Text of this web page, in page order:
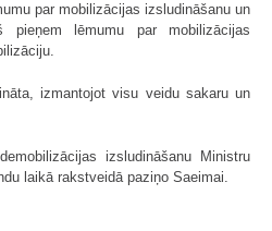
par mobilizācijas izsludināšanu un
pieņem lēmumu par mobilizācijas
izmantojot visu veidu sakaru un
izsludināšanu Ministru
laikā rakstveidā paziņo Saeimai.